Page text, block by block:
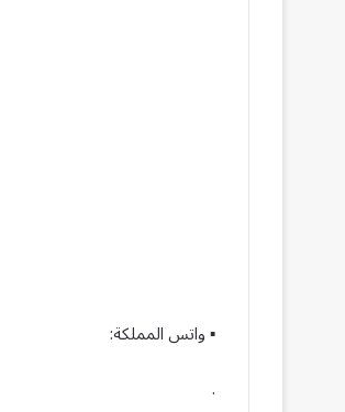
▪︎ واتس المملكة:
.